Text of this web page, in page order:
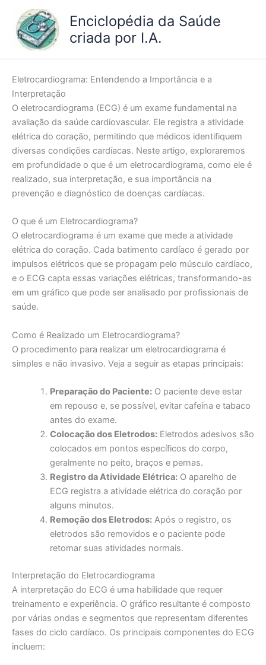
conteúdo
Enciclopédia da Saúde
criada por I.A.
Eletrocardiograma: Entendendo a Importância e a
Interpretação
O eletrocardiograma (ECG) é um exame fundamental na
avaliação da saúde cardiovascular. Ele registra a atividade
elétrica do coração, permitindo que médicos identifiquem
diversas condições cardíacas. Neste artigo, exploraremos
em profundidade o que é um eletrocardiograma, como ele é
realizado, sua interpretação, e sua importância na
prevenção e diagnóstico de doenças cardíacas.
O que é um Eletrocardiograma?
O eletrocardiograma é um exame que mede a atividade
elétrica do coração. Cada batimento cardíaco é gerado por
impulsos elétricos que se propagam pelo músculo cardíaco,
e o ECG capta essas variações elétricas, transformando-as
em um gráfico que pode ser analisado por profissionais de
saúde.
Como é Realizado um Eletrocardiograma?
O procedimento para realizar um eletrocardiograma é
simples e não invasivo. Veja a seguir as etapas principais:
Preparação do Paciente:O paciente deve estar
em repouso e, se possível, evitar cafeína e tabaco
antes do exame.
Colocação dos Eletrodos:Eletrodos adesivos são
colocados em pontos específicos do corpo,
geralmente no peito, braços e pernas.
Registro da Atividade Elétrica:O aparelho de
ECG registra a atividade elétrica do coração por
alguns minutos.
Remoção dos Eletrodos:Após o registro, os
eletrodos são removidos e o paciente pode
retomar suas atividades normais.
Interpretação do Eletrocardiograma
A interpretação do ECG é uma habilidade que requer
treinamento e experiência. O gráfico resultante é composto
por várias ondas e segmentos que representam diferentes
fases do ciclo cardíaco. Os principais componentes do ECG
incluem: